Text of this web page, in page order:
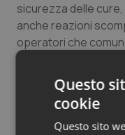
Salute orale &
Sangue &
Tiroide
Tumore al
sicurezza delle
anche reazioni
operatori che
22 Aprile 2015
© Riproduzione
Questo
cookie
Questo sito